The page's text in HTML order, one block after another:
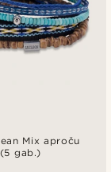
Mix aproču
gab.)